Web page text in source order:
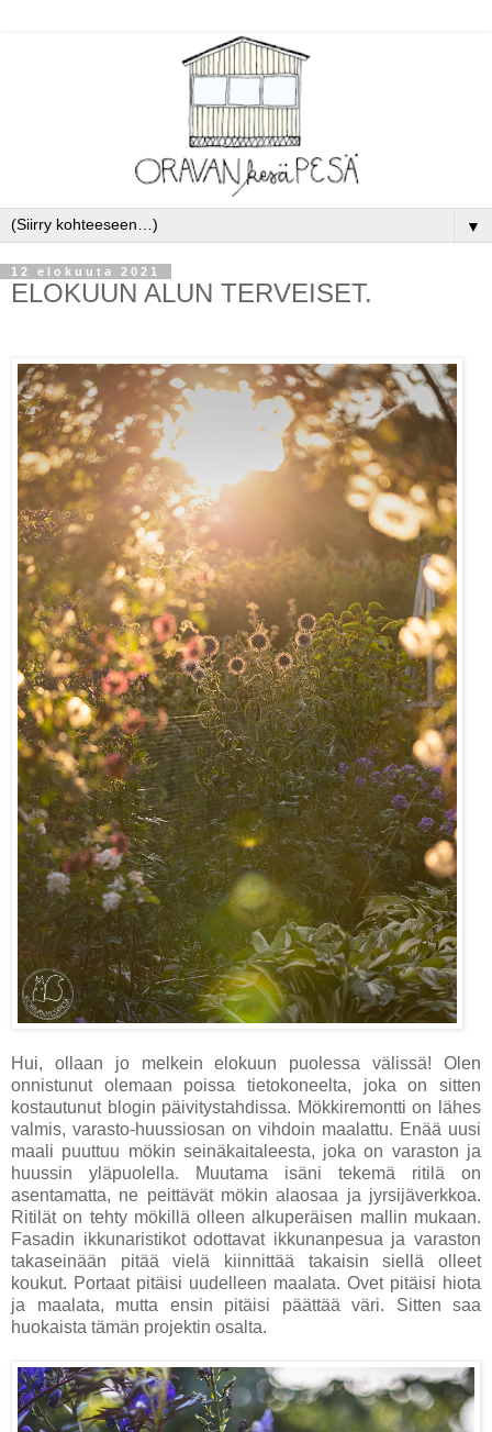
▼
12 elokuuta 2021
ELOKUUN ALUN TERVEISET.
Hui, ollaan jo melkein elokuun puolessa välissä! Olen
onnistunut olemaan poissa tietokoneelta, joka on sitten
kostautunut blogin päivitystahdissa. Mökkiremontti on lähes
valmis, varasto-huussiosan on vihdoin maalattu. Enää uusi
maali puuttuu mökin seinäkaitaleesta, joka on varaston ja
huussin yläpuolella. Muutama isäni tekemä ritilä on
asentamatta, ne peittävät mökin alaosaa ja jyrsijäverkkoa.
Ritilät on tehty mökillä olleen alkuperäisen mallin mukaan.
Fasadin ikkunaristikot odottavat ikkunanpesua ja varaston
takaseinään pitää vielä kiinnittää takaisin siellä olleet
koukut. Portaat pitäisi uudelleen maalata. Ovet pitäisi hiota
ja maalata, mutta ensin pitäisi päättää väri. Sitten saa
huokaista tämän projektin osalta.